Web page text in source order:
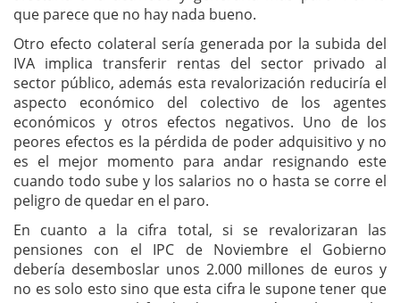
que parece que no hay nada bueno.
Otro efecto colateral sería generada por la subida del
IVA implica transferir rentas del sector privado al
sector público, además esta revalorización reduciría el
aspecto económico del colectivo de los agentes
económicos y otros efectos negativos. Uno de los
peores efectos es la pérdida de poder adquisitivo y no
es el mejor momento para andar resignando este
cuando todo sube y los salarios no o hasta se corre el
peligro de quedar en el paro.
En cuanto a la cifra total, si se revalorizaran las
pensiones con el IPC de Noviembre el Gobierno
debería desemboslar unos 2.000 millones de euros y
no es solo esto sino que esta cifra le supone tener que